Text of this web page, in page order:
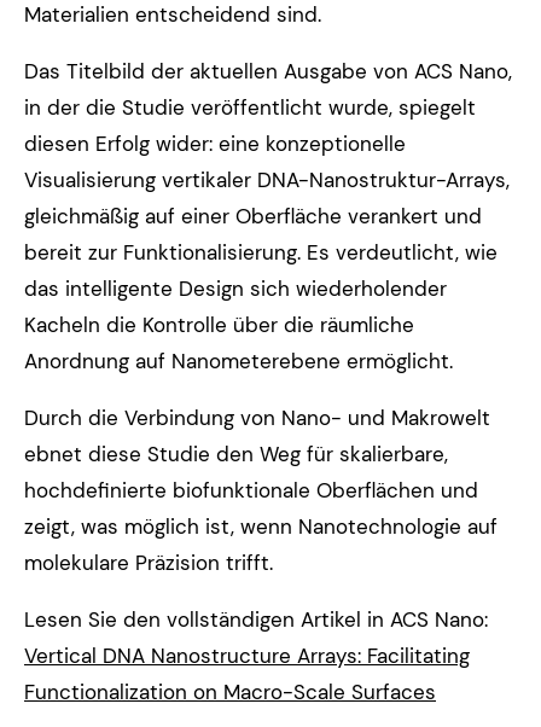
Materialien entscheidend sind.
Das Titelbild der aktuellen Ausgabe von ACS Nano,
in der die Studie veröffentlicht wurde, spiegelt
diesen Erfolg wider: eine konzeptionelle
Visualisierung vertikaler DNA-Nanostruktur-Arrays,
gleichmäßig auf einer Oberfläche verankert und
bereit zur Funktionalisierung. Es verdeutlicht, wie
das intelligente Design sich wiederholender
Kacheln die Kontrolle über die räumliche
Anordnung auf Nanometerebene ermöglicht.
Durch die Verbindung von Nano- und Makrowelt
ebnet diese Studie den Weg für skalierbare,
hochdefinierte biofunktionale Oberflächen und
zeigt, was möglich ist, wenn Nanotechnologie auf
molekulare Präzision trifft.
Lesen Sie den vollständigen Artikel in ACS Nano:
Vertical DNA Nanostructure Arrays: Facilitating
Functionalization on Macro-Scale Surfaces